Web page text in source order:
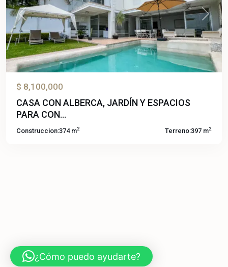
Previous Next
$ 8,100,000
CASA CON ALBERCA, JARDÍN Y ESPACIOS
PARA CON...
Construccion:374 m2 Terreno:397 m2
¿Cómo puedo ayudarte?